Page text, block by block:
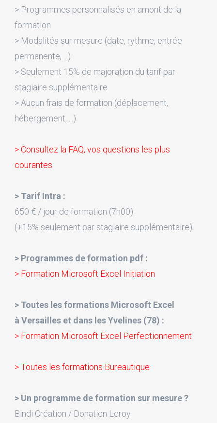
> Programmes personnalisés en amont de la
formation
> Modalités sur mesure (date, rythme, entrée
permanente, ...)
> Seulement 15% de majoration du tarif par
stagiaire supplémentaire
> Aucun frais de formation (déplacement,
hébergement, ...)
> Consultez la FAQ, vos questions les plus
courantes
> Tarif Intra :
650 € / jour de formation (7h00)
(+15% seulement par stagiaire supplémentaire)
> Programmes de formation pdf :
> Formation Microsoft Excel Initiation
> Toutes les formations Microsoft Excel
à Versailles et dans les Yvelines (78) :
> Formation Microsoft Excel Perfectionnement
> Toutes les formations Bureautique
> Un programme de formation sur mesure ?
Bindi Création / Donatien Leroy